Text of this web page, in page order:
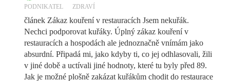
PODNIKATEL
ZDRAVÍ
článek Zákaz kouření v restauracích Jsem nekuřák.
Nechci podporovat kuřáky. Úplný zákaz kouření v
restauracích a hospodách ale jednoznačně vnímám jako
absurdní. Připadá mi, jako kdyby ti, co jej odhlasovali, žili
v jiné době a uctívali jiné hodnoty, které tu byly před 89.
Jak je možné plošně zakázat kuřákům chodit do restaurace